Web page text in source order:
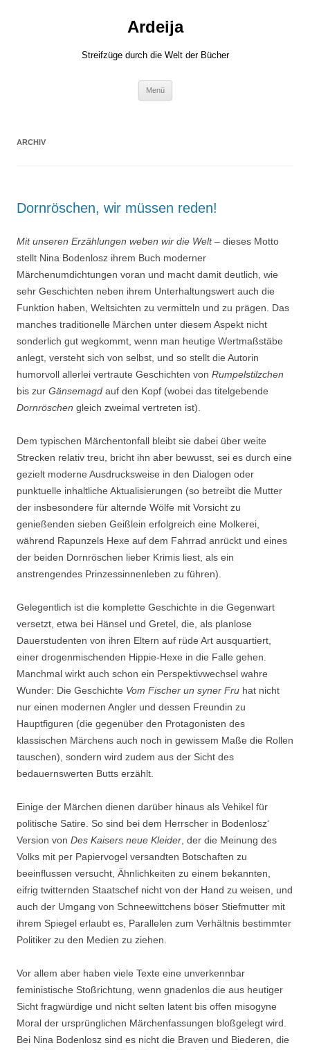
Ardeija
Streifzüge durch die Welt der Bücher
Menü
ARCHIV
Dornröschen, wir müssen reden!
Mit unseren Erzählungen weben wir die Welt– dieses Motto
stellt Nina Bodenlosz ihrem Buch moderner
Märchenumdichtungen voran und macht damit deutlich, wie
sehr Geschichten neben ihrem Unterhaltungswert auch die
Funktion haben, Weltsichten zu vermitteln und zu prägen. Das
manches traditionelle Märchen unter diesem Aspekt nicht
sonderlich gut wegkommt, wenn man heutige Wertmaßstäbe
anlegt, versteht sich von selbst, und so stellt die Autorin
humorvoll allerlei vertraute Geschichten von Rumpelstilzchen
bis zur Gänsemagd auf den Kopf (wobei das titelgebende
Dornröschen gleich zweimal vertreten ist).
Dem typischen Märchentonfall bleibt sie dabei über weite
Strecken relativ treu, bricht ihn aber bewusst, sei es durch eine
gezielt moderne Ausdrucksweise in den Dialogen oder
punktuelle inhaltliche Aktualisierungen (so betreibt die Mutter
der insbesondere für alternde Wölfe mit Vorsicht zu
genießenden sieben Geißlein erfolgreich eine Molkerei,
während Rapunzels Hexe auf dem Fahrrad anrückt und eines
der beiden Dornröschen lieber Krimis liest, als ein
anstrengendes Prinzessinnenleben zu führen).
Gelegentlich ist die komplette Geschichte in die Gegenwart
versetzt, etwa bei Hänsel und Gretel, die, als planlose
Dauerstudenten von ihren Eltern auf rüde Art ausquartiert,
einer drogenmischenden Hippie-Hexe in die Falle gehen.
Manchmal wirkt auch schon ein Perspektivwechsel wahre
Wunder: Die Geschichte Vom Fischer un syner Fru hat nicht
nur einen modernen Angler und dessen Freundin zu
Hauptfiguren (die gegenüber den Protagonisten des
klassischen Märchens auch noch in gewissem Maße die Rollen
tauschen), sondern wird zudem aus der Sicht des
bedauernswerten Butts erzählt.
Einige der Märchen dienen darüber hinaus als Vehikel für
politische Satire. So sind bei dem Herrscher in Bodenlosz‘
Version von Des Kaisers neue Kleider , der die Meinung des
Volks mit per Papiervogel versandten Botschaften zu
beeinflussen versucht, Ähnlichkeiten zu einem bekannten,
eifrig twitternden Staatschef nicht von der Hand zu weisen, und
auch der Umgang von Schneewittchens böser Stiefmutter mit
ihrem Spiegel erlaubt es, Parallelen zum Verhältnis bestimmter
Politiker zu den Medien zu ziehen.
Vor allem aber haben viele Texte eine unverkennbar
feministische Stoßrichtung, wenn gnadenlos die aus heutiger
Sicht fragwürdige und nicht selten latent bis offen misogyne
Moral der ursprünglichen Märchenfassungen bloßgelegt wird.
Bei Nina Bodenlosz sind es nicht die Braven und Biederen, die